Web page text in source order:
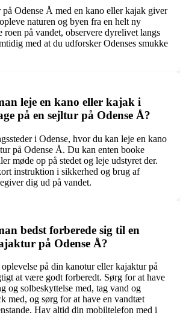
på Odense Å med en kano eller kajak giver
naturen og byen fra en helt ny
på vandet, observere dyrelivet langs
med at du udforsker Odenses smukke
leje en kano eller kajak i
på en sejltur på Odense Å?
i Odense, hvor du kan leje en kano
på Odense Å. Du kan enten booke
møde op på stedet og leje udstyret der.
instruktion i sikkerhed og brug af
dig ud på vandet.
bedst forberede sig til en
på Odense Å?
på din kanotur eller kajaktur på
at være godt forberedt. Sørg for at have
og solbeskyttelse med, tag vand og
med, og sørg for at have en vandtæt
Hav altid din mobiltelefon med i